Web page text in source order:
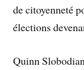
de citoyenneté
élections
Quinn